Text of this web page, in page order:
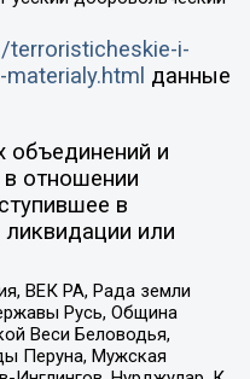
terroristicheskie-i-
данные
объединений и
в отношении
в
или
ВЕК РА, Рада земли
Русь, Община
Веси Беловодья,
Перуна, Мужская